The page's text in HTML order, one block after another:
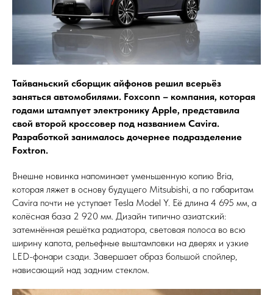
Тайваньский сборщик айфонов решил всерьёз
заняться автомобилями. Foxconn – компания, которая
годами штампует электронику Apple, представила
свой второй кроссовер под названием Cavira.
Разработкой занималось дочернее подразделение
Foxtron.
Внешне новинка напоминает уменьшенную копию Bria,
которая ляжет в основу будущего Mitsubishi, а по габаритам
Cavira почти не уступает Tesla Model Y. Её длина 4 695 мм, а
колёсная база 2 920 мм. Дизайн типично азиатский:
затемнённая решётка радиатора, световая полоса во всю
ширину капота, рельефные выштамповки на дверях и узкие
LED-фонари сзади. Завершает образ большой спойлер,
нависающий над задним стеклом.